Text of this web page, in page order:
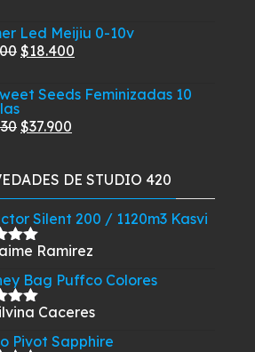
$26.750.$23.410.
original
era:
actual
es:
Led Meijiu 0-10v
El
original
era:
$24.900.
$18.400
actual
Seeds Feminizadas 10
El
original
$40.830.
$37.900
actual
$37.900.
DE STUDIO 420
Silent 200 / 1120m3 Kasvi
Ramirez
Bag Puffco Colores
Caceres
Pivot Sapphire